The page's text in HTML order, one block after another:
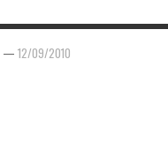
— 12/09/2010